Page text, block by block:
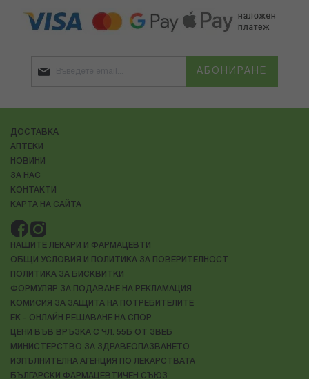
АБОНИРАНЕ
ДОСТАВКА
АПТЕКИ
НОВИНИ
ЗА НАС
КОНТАКТИ
КАРТА НА САЙТА
НАШИТЕ ЛЕКАРИ И ФАРМАЦЕВТИ
ОБЩИ УСЛОВИЯ И ПОЛИТИКА ЗА ПОВЕРИТЕЛНОСТ
ПОЛИТИКА ЗА БИСКВИТКИ
ФОРМУЛЯР ЗА ПОДАВАНЕ НА РЕКЛАМАЦИЯ
КОМИСИЯ ЗА ЗАЩИТА НА ПОТРЕБИТЕЛИТЕ
ЕК - ОНЛАЙН РЕШАВАНЕ НА СПОР
ЦЕНИ ВЪВ ВРЪЗКА С ЧЛ. 55Б ОТ ЗВЕБ
МИНИСТЕРСТВО ЗА ЗДРАВЕОПАЗВАНЕТО
ИЗПЪЛНИТЕЛНА АГЕНЦИЯ ПО ЛЕКАРСТВАТА
БЪЛГАРСКИ ФАРМАЦЕВТИЧЕН СЪЮЗ